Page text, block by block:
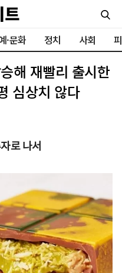
·문화 정치 사회
해 재빨리 출시한
심상치 않다
로 나서